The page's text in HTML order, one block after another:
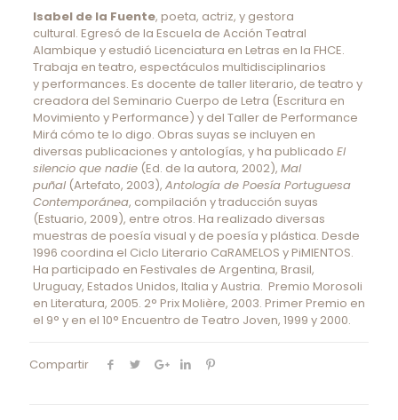
Isabel de la Fuente, poeta, actriz, y gestora
cultural. Egresó de la Escuela de Acción Teatral
Alambique y estudió Licenciatura en Letras en la FHCE.
Trabaja en teatro, espectáculos multidisciplinarios
y performances. Es docente de taller literario, de teatro y
creadora del Seminario Cuerpo de Letra (Escritura en
Movimiento y Performance) y del Taller de Performance
Mirá cómo te lo digo. Obras suyas se incluyen en
diversas publicaciones y antologías, y ha publicado El
silencio que nadie(Ed. de la autora, 2002), Mal
puñal(Artefato, 2003), Antología de Poesía Portuguesa
Contemporánea, compilación y traducción suyas
(Estuario, 2009), entre otros. Ha realizado diversas
muestras de poesía visual y de poesía y plástica. Desde
1996 coordina el Ciclo Literario CaRAMELOS y PiMIENTOS.
Ha participado en Festivales de Argentina, Brasil,
Uruguay, Estados Unidos, Italia y Austria. Premio Morosoli
en Literatura, 2005. 2° Prix Molière, 2003. Primer Premio en
el 9° y en el 10° Encuentro de Teatro Joven, 1999 y 2000.
Compartir